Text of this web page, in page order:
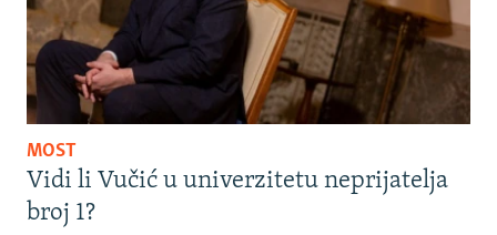
MOST
Vidi li Vučić u univerzitetu neprijatelja
broj 1?